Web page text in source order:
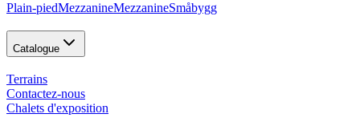
Plain-piedMezzanineMezzanineSmåbygg
Catalogue
Terrains
Contactez-nous
Chalets d'exposition